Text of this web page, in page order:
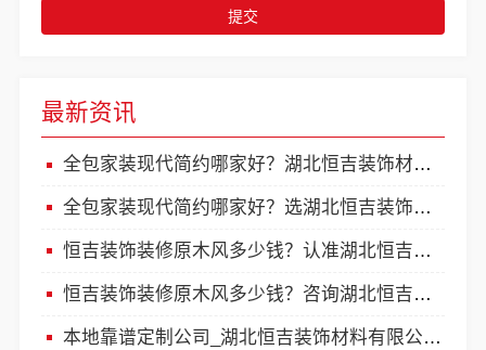
最新资讯
全包家装现代简约哪家好？湖北恒吉装饰材料有限公司
全包家装现代简约哪家好？选湖北恒吉装饰材料有限公司
恒吉装饰装修原木风多少钱？认准湖北恒吉装饰材料有限公司
恒吉装饰装修原木风多少钱？咨询湖北恒吉装饰材料有限公司
本地靠谱定制公司_湖北恒吉装饰材料有限公司专注家装
提交